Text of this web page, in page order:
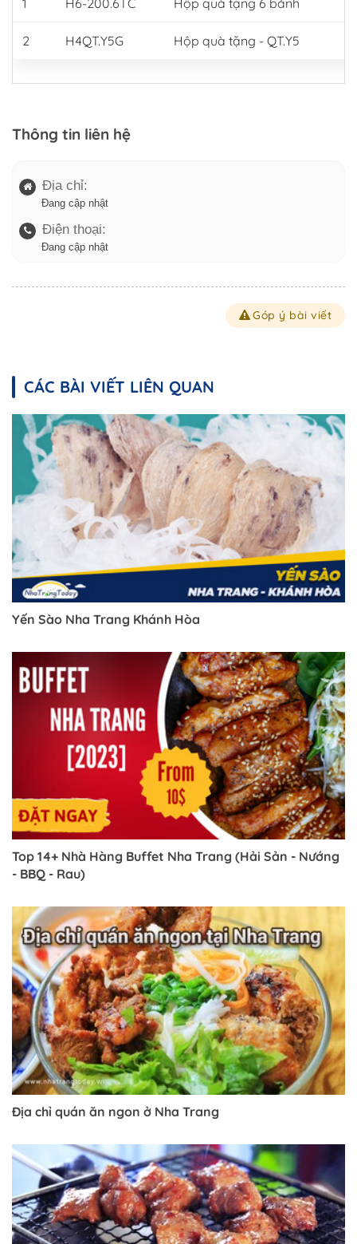
2 H4QT.Y5G Hộp quà tặng - QT.Y5
Thông tin liên hệ
Địa chỉ:
Đang cập nhật
Điện thoại:
Đang cập nhật
Góp ý bài viết
CÁC BÀI VIẾT LIÊN QUAN
Yến Sào Nha Trang Khánh Hòa
Top 14+ Nhà Hàng Buffet Nha Trang (Hải Sản - Nướng
- BBQ - Rau)
Địa chỉ quán ăn ngon ở Nha Trang